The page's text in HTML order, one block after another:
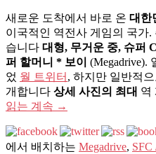
새로운 도착에서 바로 온 대한
이국적인 역전사 게임의 국가
습니다 대형, 무거운 중, 슈퍼
퍼 할머니 * 보이 (Megadrive).
었 월 트위터 , 하지만 일반적
개합니다 상세 사진의 최대 역
읽는 계속 →
에서 배치하는 Megadrive, SFC